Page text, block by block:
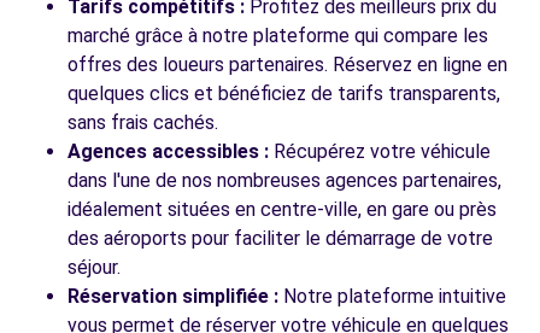
Tarifs compétitifs : Profitez des meilleurs prix du
marché grâce à notre plateforme qui compare les
offres des loueurs partenaires. Réservez en ligne en
quelques clics et bénéficiez de tarifs transparents,
sans frais cachés.
Agences accessibles : Récupérez votre véhicule
dans l'une de nos nombreuses agences partenaires,
idéalement situées en centre-ville, en gare ou près
des aéroports pour faciliter le démarrage de votre
séjour.
Réservation simplifiée : Notre plateforme intuitive
vous permet de réserver votre véhicule en quelques